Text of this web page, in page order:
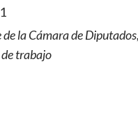
de la Cámara de
trabajo